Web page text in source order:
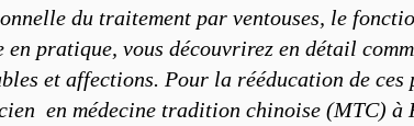
du traitement par ventouses, le
pratique, vous découvrirez en détail
et affections. Pour la rééducation de ces
en médecine tradition chinoise (MTC) à